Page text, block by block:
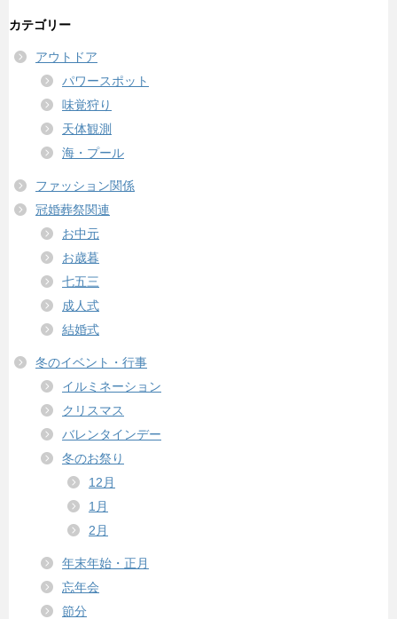
カテゴリー
アウトドア
パワースポット
味覚狩り
天体観測
海・プール
ファッション関係
冠婚葬祭関連
お中元
お歳暮
七五三
成人式
結婚式
冬のイベント・行事
イルミネーション
クリスマス
バレンタインデー
冬のお祭り
12月
1月
2月
年末年始・正月
忘年会
節分